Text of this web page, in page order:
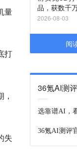
量
打
失
品，获数千
2026-08-03
阅
36氪AI测评
选靠谱AI，
36氪AI测评